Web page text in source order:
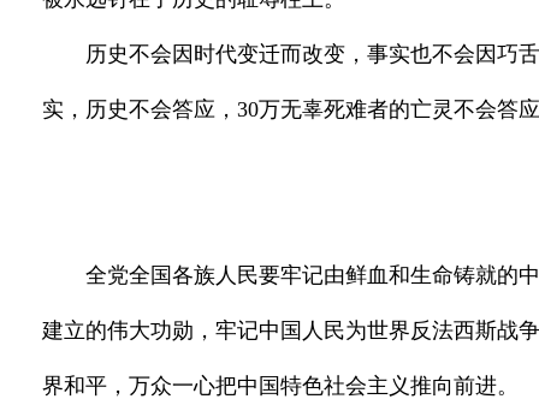
历史不会因时代变迁而改变，事实也不会因巧
实，历史不会答应，30万无辜死难者的亡灵不会答
全党全国各族人民要牢记由鲜血和生命铸就的
建立的伟大功勋，牢记中国人民为世界反法西斯战
界和平，万众一心把中国特色社会主义推向前进。